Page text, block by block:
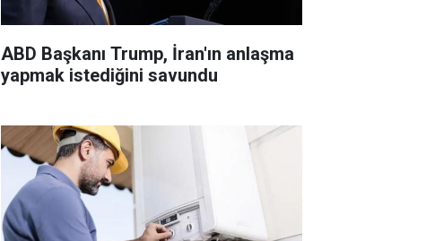
ABD Başkanı Trump, İran'ın anlaşma
yapmak istediğini savundu